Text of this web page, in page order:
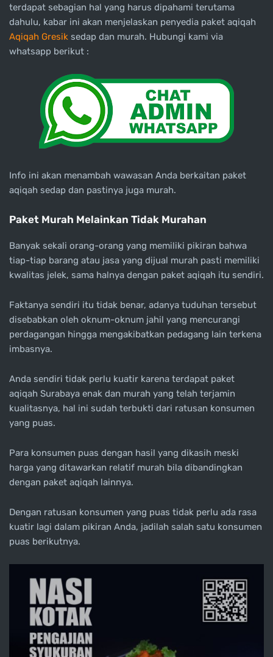
terdapat sebagian hal yang harus dipahami terutama
dahulu, kabar ini akan menjelaskan penyedia paket aqiqah
Aqiqah Gresik sedap dan murah. Hubungi kami via
whatsapp berikut :
Info ini akan menambah wawasan Anda berkaitan paket
aqiqah sedap dan pastinya juga murah.
Paket Murah Melainkan Tidak Murahan
Banyak sekali orang-orang yang memiliki pikiran bahwa
tiap-tiap barang atau jasa yang dijual murah pasti memiliki
kwalitas jelek, sama halnya dengan paket aqiqah itu sendiri.
Faktanya sendiri itu tidak benar, adanya tuduhan tersebut
disebabkan oleh oknum-oknum jahil yang mencurangi
perdagangan hingga mengakibatkan pedagang lain terkena
imbasnya.
Anda sendiri tidak perlu kuatir karena terdapat paket
aqiqah Surabaya enak dan murah yang telah terjamin
kualitasnya, hal ini sudah terbukti dari ratusan konsumen
yang puas.
Para konsumen puas dengan hasil yang dikasih meski
harga yang ditawarkan relatif murah bila dibandingkan
dengan paket aqiqah lainnya.
Dengan ratusan konsumen yang puas tidak perlu ada rasa
kuatir lagi dalam pikiran Anda, jadilah salah satu konsumen
puas berikutnya.